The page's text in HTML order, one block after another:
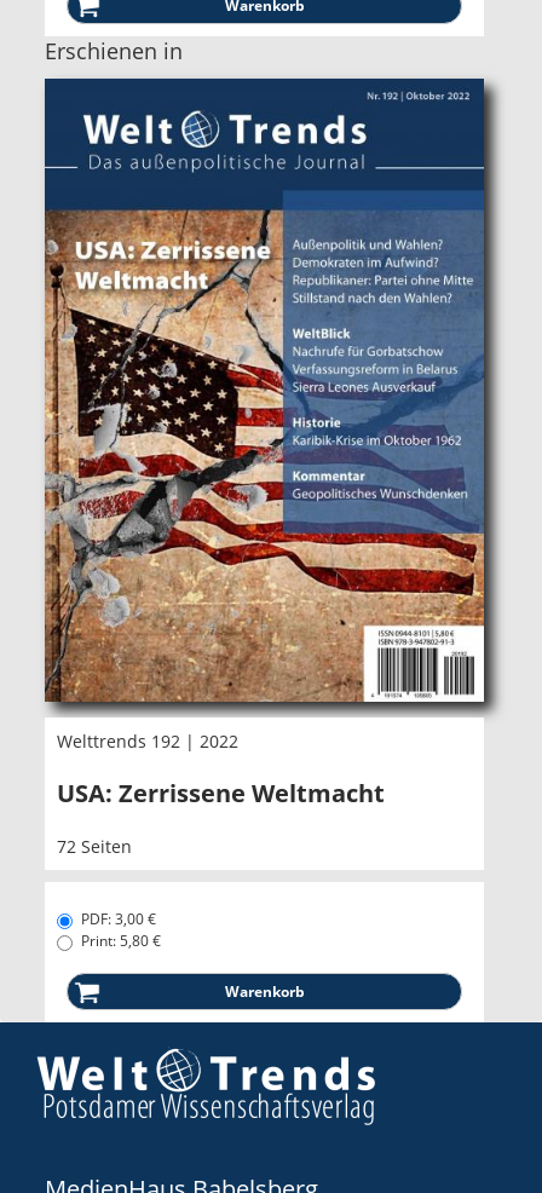
Erschienen in
Welttrends 192 | 2022
USA: Zerrissene Weltmacht
72 Seiten
PDF: 3,00 €
Print: 5,80 €